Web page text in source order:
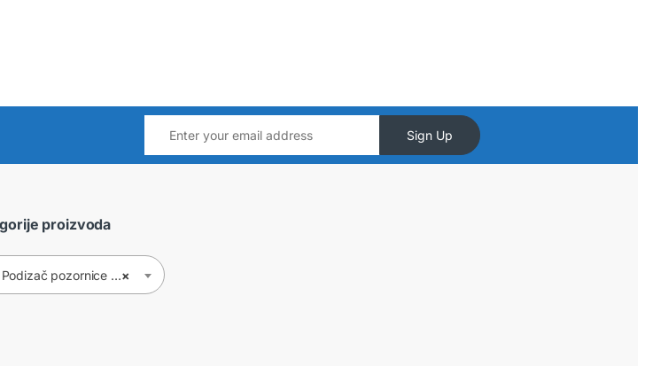
Sign Up
proizvoda
×
pozornice (8)